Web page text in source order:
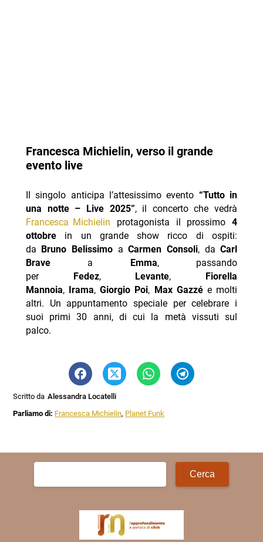
Francesca Michielin, verso il grande
evento live
Il singolo anticipa l’attesissimo evento “Tutto in
una notte – Live 2025”, il concerto che vedrà
Francesca Michielin protagonista il prossimo4
ottobrein un grande show ricco di ospiti:
da Bruno Belissimo aCarmen Consoli, daCarl
Bravea Emma, passando
per Fedez, Levante, Fiorella
Mannoia, Irama,Giorgio Poi, Max Gazzée molti
altri. Un appuntamento speciale per celebrare i
suoi primi 30 anni, di cui la metà vissuti sul
palco.
Scritto da Alessandra Locatelli
Parliamo di: Francesca Michielin, Planet Funk
Ricerca